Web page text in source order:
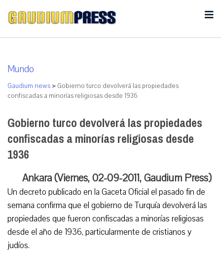
Mundo
Gaudium news > Gobierno turco devolverá las propiedades
confiscadas a minorías religiosas desde 1936
Gobierno turco devolverá las propiedades
confiscadas a minorías religiosas desde
1936
Ankara (Viernes, 02-09-2011, Gaudium Press)
Un decreto publicado en la Gaceta Oficial el pasado fin de
semana confirma que el gobierno de Turquía devolverá las
propiedades que fueron confiscadas a minorías religiosas
desde el año de 1936, particularmente de cristianos y
judíos.